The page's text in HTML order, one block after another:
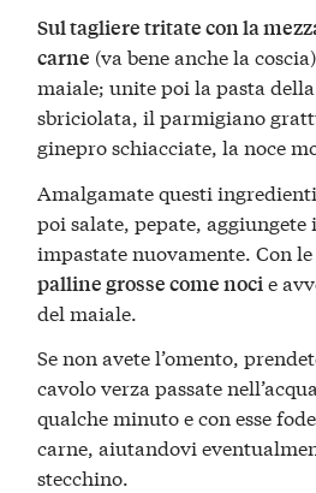
Sul tagliere tritate con la
carne (va bene anche la
maiale; unite poi la pasta
sbriciolata, il parmigiano
ginepro schiacciate, la noce
Amalgamate questi
poi salate, pepate, aggiungete
impastate nuovamente. Con
palline grosse come noci e
del maiale.
Se non avete l’omento,
cavolo verza passate
qualche minuto e con esse
carne, aiutandovi
stecchino.